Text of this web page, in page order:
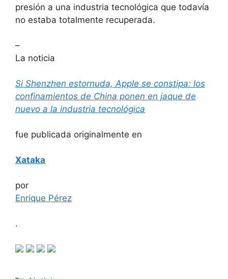
presión a una industria tecnológica que todavía
no estaba totalmente recuperada.
–
La noticia
Si Shenzhen estornuda, Apple se constipa: los
confinamientos de China ponen en jaque de
nuevo a la industria tecnológica
fue publicada originalmente en
Xataka
por
Enrique Pérez
.